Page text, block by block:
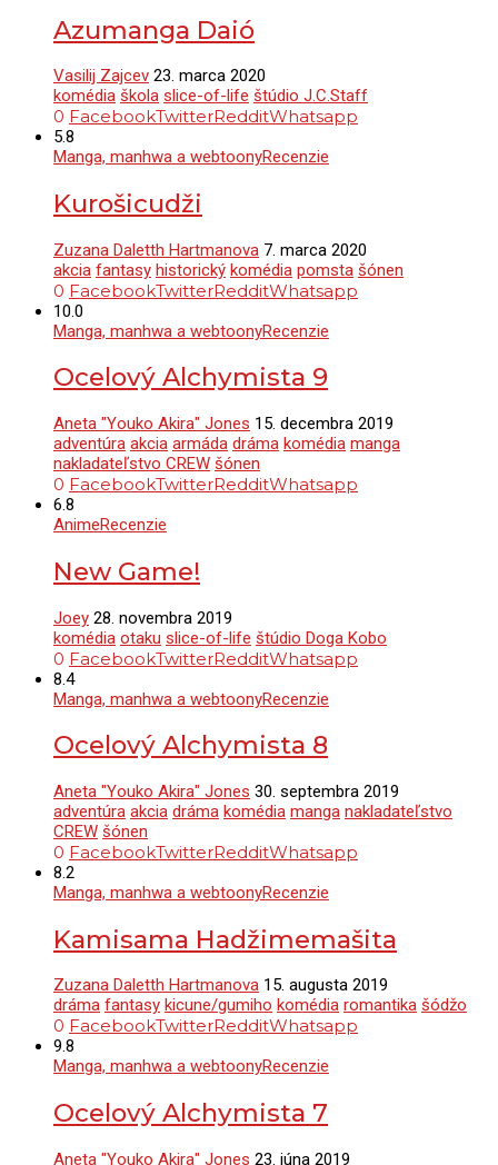
Azumanga Daió
Vasilij Zajcev 23. marca 2020
komédia škola slice-of-life štúdio J.C.Staff
0 FacebookTwitterRedditWhatsapp
5.8
Manga, manhwa a webtoonyRecenzie
Kurošicudži
Zuzana Daletth Hartmanova 7. marca 2020
akcia fantasy historický komédia pomsta šónen
0 FacebookTwitterRedditWhatsapp
10.0
Manga, manhwa a webtoonyRecenzie
Ocelový Alchymista 9
Aneta "Youko Akira" Jones 15. decembra 2019
adventúra akcia armáda dráma komédia manga
nakladateľstvo CREW šónen
0 FacebookTwitterRedditWhatsapp
6.8
AnimeRecenzie
New Game!
Joey 28. novembra 2019
komédia otaku slice-of-life štúdio Doga Kobo
0 FacebookTwitterRedditWhatsapp
8.4
Manga, manhwa a webtoonyRecenzie
Ocelový Alchymista 8
Aneta "Youko Akira" Jones 30. septembra 2019
adventúra akcia dráma komédia manga nakladateľstvo
CREW šónen
0 FacebookTwitterRedditWhatsapp
8.2
Manga, manhwa a webtoonyRecenzie
Kamisama Hadžimemašita
Zuzana Daletth Hartmanova 15. augusta 2019
dráma fantasy kicune/gumiho komédia romantika šódžo
0 FacebookTwitterRedditWhatsapp
9.8
Manga, manhwa a webtoonyRecenzie
Ocelový Alchymista 7
Aneta "Youko Akira" Jones 23. júna 2019